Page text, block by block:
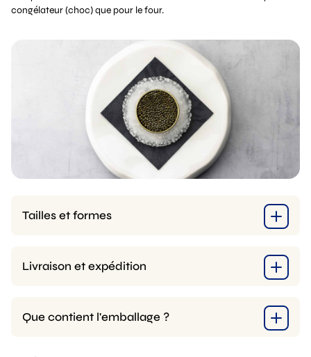
congélateur (choc) que pour le four.
Tailles et formes
Livraison et expédition
Que contient l'emballage ?